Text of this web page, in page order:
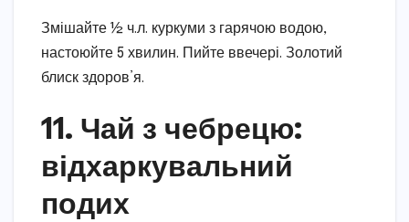
Змішайте ½ ч.л. куркуми з гарячою водою,
настоюйте 5 хвилин. Пийте ввечері. Золотий
блиск здоров’я.
11. Чай з чебрецю:
відхаркувальний
подих